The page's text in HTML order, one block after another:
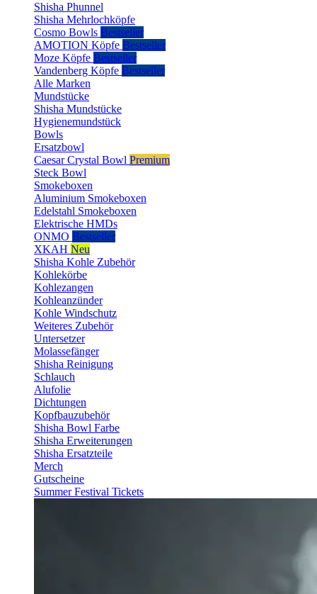
Shisha Phunnel
Shisha Mehrlochköpfe
Cosmo Bowls Bestseller
AMOTION Köpfe Bestseller
Moze Köpfe Bestseller
Vandenberg Köpfe Bestseller
Alle Marken
Mundstücke
Shisha Mundstücke
Hygienemundstück
Bowls
Ersatzbowl
Caesar Crystal Bowl Premium
Steck Bowl
Smokeboxen
Aluminium Smokeboxen
Edelstahl Smokeboxen
Elektrische HMDs
ONMO Bestseller
XKAH Neu
Shisha Kohle Zubehör
Kohlekörbe
Kohlezangen
Kohleanzünder
Kohle Windschutz
Weiteres Zubehör
Untersetzer
Molassefänger
Shisha Reinigung
Schlauch
Alufolie
Dichtungen
Kopfbauzubehör
Shisha Bowl Farbe
Shisha Erweiterungen
Shisha Ersatzteile
Merch
Gutscheine
Summer Festival Tickets